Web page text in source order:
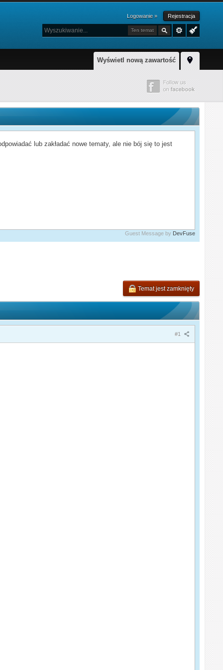
Logowanie » Rejestracja
Ten temat
Wyświetl nową zawartość
lub zakładać nowe tematy, ale nie bój się to jest
Guest Message by DevFuse
Temat jest zamknięty
#1